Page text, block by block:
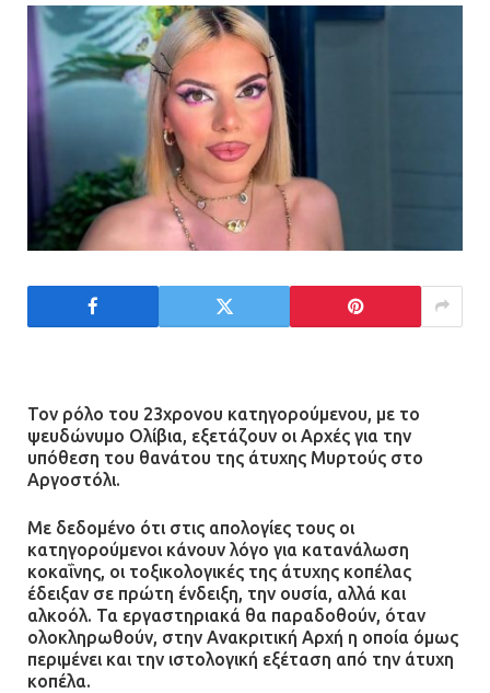
Τον ρόλο του 23χρονου κατηγορούμενου, με το
ψευδώνυμο Ολίβια, εξετάζουν οι Αρχές για την
υπόθεση του θανάτου της άτυχης Μυρτούς στο
Αργοστόλι.
Με δεδομένο ότι στις απολογίες τους οι
κατηγορούμενοι κάνουν λόγο για κατανάλωση
κοκαΐνης, οι τοξικολογικές της άτυχης κοπέλας
έδειξαν σε πρώτη ένδειξη, την ουσία, αλλά και
αλκοόλ. Τα εργαστηριακά θα παραδοθούν, όταν
ολοκληρωθούν, στην Ανακριτική Αρχή η οποία όμως
περιμένει και την ιστολογική εξέταση από την άτυχη
κοπέλα.